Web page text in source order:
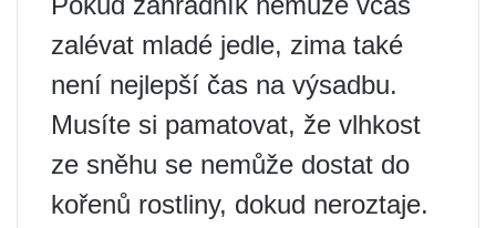
zalévat mladé jedle, zima také
není nejlepší čas na výsadbu.
Musíte si pamatovat, že vlhkost
ze sněhu se nemůže dostat do
kořenů rostliny, dokud neroztaje.